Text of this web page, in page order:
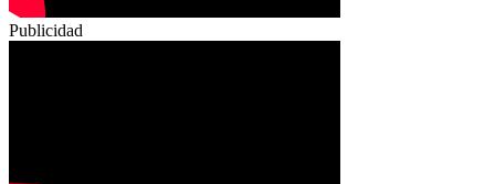
Publicidad